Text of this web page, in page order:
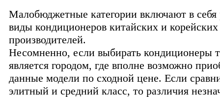
Малобюджетные категории включают в себя
виды кондиционеров китайских и корейских
производителей.
Несомненно, если выбирать кондиционеры
является городом, где вполне возможно
данные модели по сходной цене. Если
элитный и средний класс, то различия